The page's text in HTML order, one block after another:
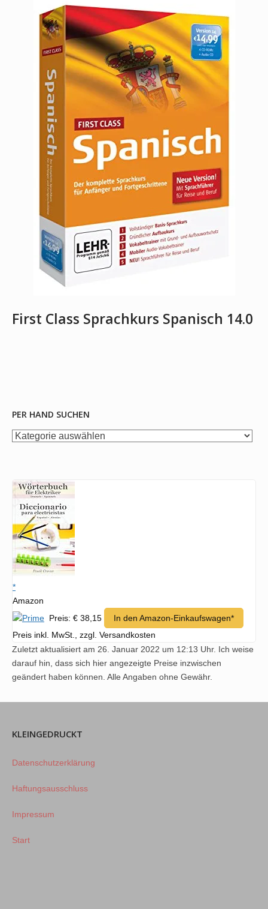
First Class Sprachkurs Spanisch 14.0
PER HAND SUCHEN
per
*
Amazon
Preis: € 38,15
In den Amazon-Einkaufswagen*
Preis inkl. MwSt., zzgl. Versandkosten
Zuletzt aktualisiert am 26. Januar 2022 um 12:13 Uhr. Ich weise
darauf hin, dass sich hier angezeigte Preise inzwischen
geändert haben können. Alle Angaben ohne Gewähr.
KLEINGEDRUCKT
Datenschutzerklärung
Haftungsausschluss
Impressum
Start